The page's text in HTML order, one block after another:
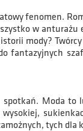
fenomen.
w
mody?
fantazyjnych
spotkań. Moda
tych dla